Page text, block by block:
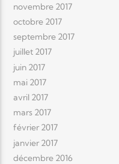
novembre 2017
octobre 2017
septembre 2017
juillet 2017
juin 2017
mai 2017
avril 2017
mars 2017
février 2017
janvier 2017
décembre 2016